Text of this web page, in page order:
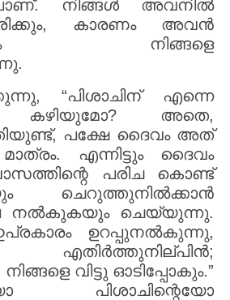
നിങ്ങൾ അവനിൽ
കാരണം അവൻ
നിങ്ങളെ
“പിശാചിന് എന്നെ
കഴിയുമോ? അതെ,
പക്ഷേ ദൈവം അത്
എന്നിട്ടും ദൈവം
പരിച കൊണ്ട്
ചെറുത്തുനിൽക്കാൻ
നൽകുകയും ചെയ്യുന്നു.
ഉറപ്പുനൽകുന്നു,
എതിർത്തുനില്പിൻ;
വിട്ടു ഓടിപ്പോകും.”
പിശാചിന്റെയോ